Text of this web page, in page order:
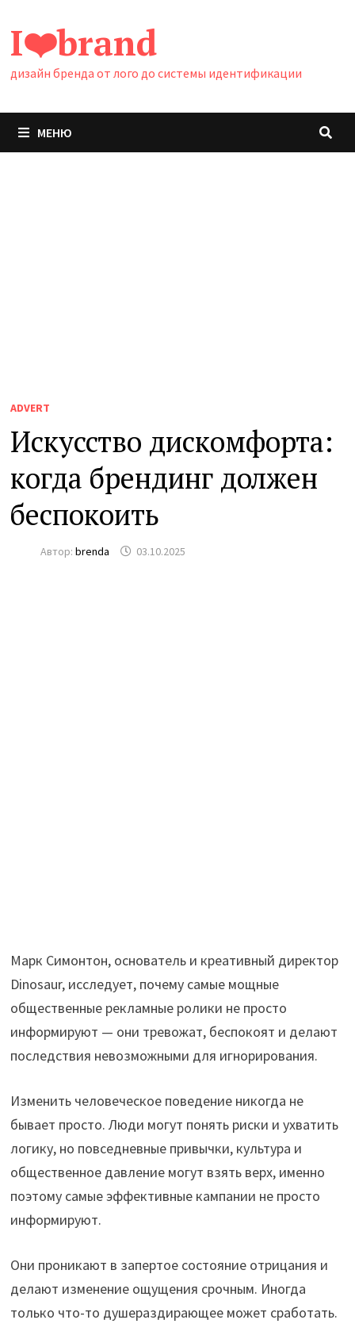
содержимому
I❤️brand
дизайн бренда от лого до системы идентификации
МЕНЮ
ADVERT
Искусство дискомфорта:
когда брендинг должен
беспокоить
Автор:brenda 03.10.2025
Марк Симонтон, основатель и креативный директор
Dinosaur, исследует, почему самые мощные
общественные рекламные ролики не просто
информируют — они тревожат, беспокоят и делают
последствия невозможными для игнорирования.
Изменить человеческое поведение никогда не
бывает просто. Люди могут понять риски и ухватить
логику, но повседневные привычки, культура и
общественное давление могут взять верх, именно
поэтому самые эффективные кампании не просто
информируют.
Они проникают в запертое состояние отрицания и
делают изменение ощущения срочным. Иногда
только что-то душераздирающее может сработать.